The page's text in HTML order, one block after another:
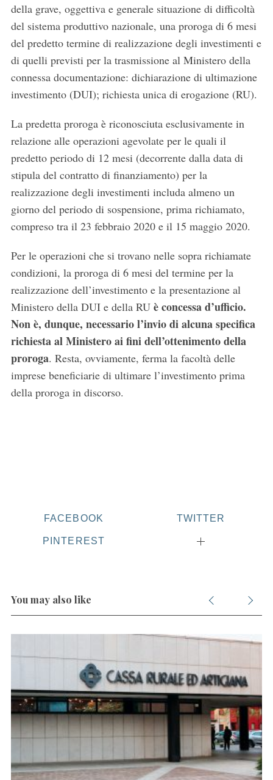
della grave, oggettiva e generale situazione di difficoltà
del sistema produttivo nazionale, una proroga di 6 mesi
del predetto termine di realizzazione degli investimenti e
di quelli previsti per la trasmissione al Ministero della
connessa documentazione: dichiarazione di ultimazione
investimento (DUI); richiesta unica di erogazione (RU).
La predetta proroga è riconosciuta esclusivamente in
relazione alle operazioni agevolate per le quali il
predetto periodo di 12 mesi (decorrente dalla data di
stipula del contratto di finanziamento) per la
realizzazione degli investimenti includa almeno un
giorno del periodo di sospensione, prima richiamato,
compreso tra il 23 febbraio 2020 e il 15 maggio 2020.
Per le operazioni che si trovano nelle sopra richiamate
condizioni, la proroga di 6 mesi del termine per la
realizzazione dell’investimento e la presentazione al
Ministero della DUI e della RUè concessa d’ufficio.
Non è, dunque, necessario l’invio di alcuna specifica
richiesta al Ministero ai fini dell’ottenimento della
proroga. Resta, ovviamente, ferma la facoltà delle
imprese beneficiarie di ultimare l’investimento prima
della proroga in discorso.
FACEBOOK TWITTER
PINTEREST
You may also like
S
c
h